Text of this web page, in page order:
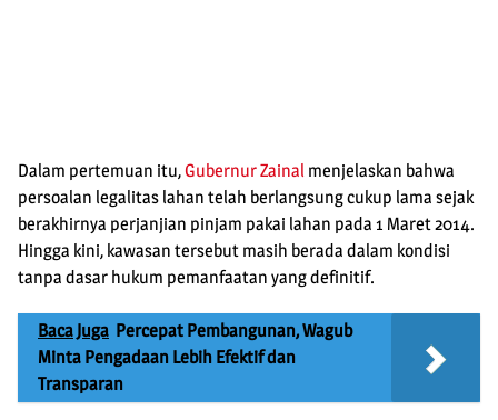
Dalam pertemuan itu,Gubernur Zainal menjelaskan bahwa
persoalan legalitas lahan telah berlangsung cukup lama sejak
berakhirnya perjanjian pinjam pakai lahan pada 1 Maret 2014.
Hingga kini, kawasan tersebut masih berada dalam kondisi
tanpa dasar hukum pemanfaatan yang definitif.
Baca Juga Percepat Pembangunan, Wagub
Minta Pengadaan Lebih Efektif dan
Transparan